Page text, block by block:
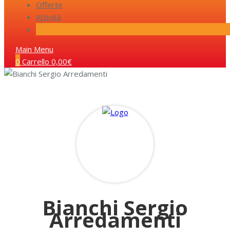
Offerte
Attività
Main Menu
0 Carrello 0,00€
Bianchi Sergio
Arredamenti